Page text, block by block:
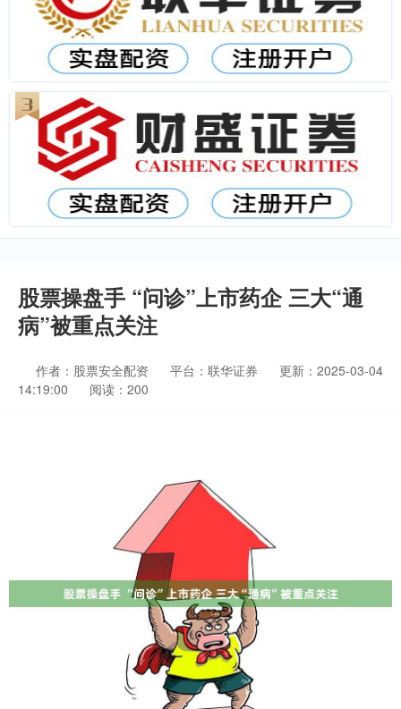
股票操盘手 “问诊”上市药企 三大“通
病”被重点关注
作者：股票安全配资 平台：联华证券
更新：2025-03-04
14:19:00
阅读：200